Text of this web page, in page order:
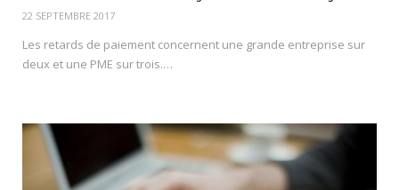
22 SEPTEMBRE 2017
Les retards de paiement concernent une grande entreprise sur
deux et une PME sur trois.…